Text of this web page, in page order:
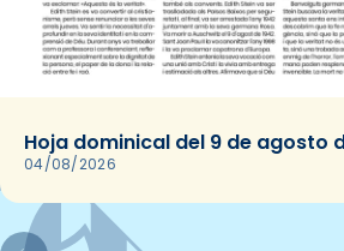
Hoja dominical del 9 de agosto
04/08/2026